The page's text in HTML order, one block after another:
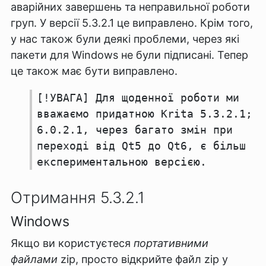
аварійних завершень та неправильної роботи
груп. У версії 5.3.2.1 це виправлено. Крім того,
у нас також були деякі проблеми, через які
пакети для Windows не були підписані. Тепер
це також має бути виправлено.
[!УВАГА] Для щоденної роботи ми
вважаємо придатною Krita 5.3.2.1;
6.0.2.1, через багато змін при
переході від Qt5 до Qt6, є більш
експериментальною версією.
Отримання 5.3.2.1
Windows
Якщо ви користуєтеся портативними
файлами zip, просто відкрийте файл zip у